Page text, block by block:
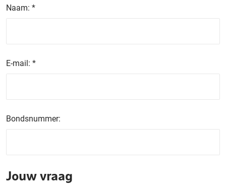
Naam: *
E-mail: *
Bondsnummer:
Jouw vraag